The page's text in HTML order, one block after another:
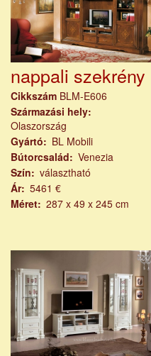
nappali szekrény
Cikkszám BLM-E606
Származási hely
Olaszország
Gyártó
BL Mobili
Bútorcsalád
Venezia
Szín
választható
Ár 5461 €
Méret 287 x 49 x 245 cm